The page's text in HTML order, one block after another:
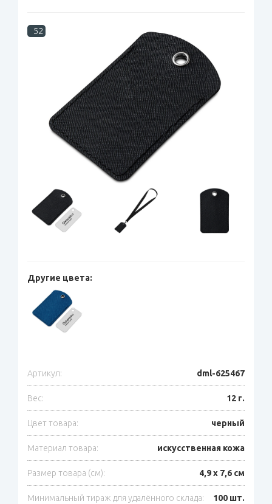
52
Другие цвета:
Артикул: dml-625467
Вес: 12 г.
Цвет товара: черный
Материал товара: искусственная кожа
Размер товара (см): 4,9 х 7,6 см
Минимальный тираж для удалённого склада: 100 шт.